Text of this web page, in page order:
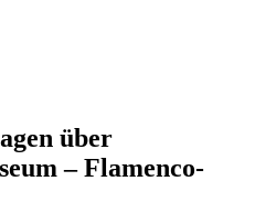
über
– Flamenco-